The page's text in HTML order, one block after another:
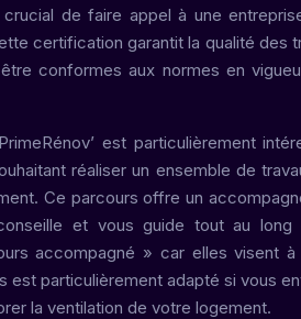
de faire appel à une
certification garantit la qualité
conformes aux normes en
est particulièrement
réaliser un ensemble de
Ce parcours offre un
et vous guide tout au
accompagné » car elles visent à
particulièrement adapté si vous
la ventilation de votre logement.